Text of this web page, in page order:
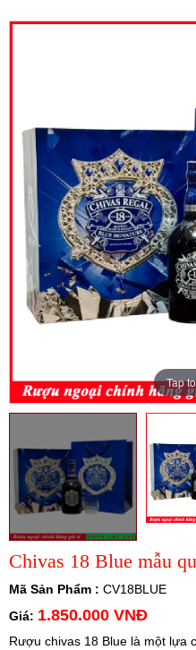
Tap
Chivas 18 Blue mẫu
Mã Sản Phẩm : CV18BLUE
Giá: 1.850.000 VNĐ
Rượu chivas 18 Blue là một lựa